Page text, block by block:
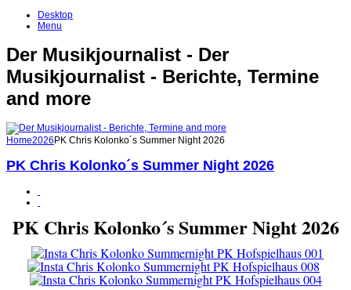
Desktop
Menu
Der Musikjournalist - Der
Musikjournalist - Berichte, Termine
and more
Home2026 PK Chris Kolonko´s Summer Night 2026
PK Chris Kolonko´s Summer Night 2026
PK Chris Kolonko´s Summer Night 2026